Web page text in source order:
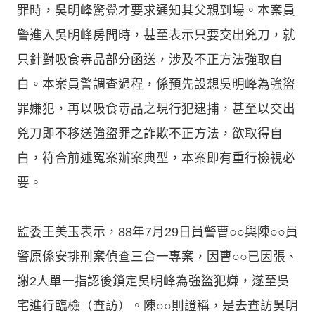
罪時，吳明峰驚覺才要求通知其父親到場。本案員
警進入吳明峰房間時，甚至表示只要交出兇刀，就
只針對吸食毒品部分函送，涉及不正方法強取自
白。本案員警調查過程，係預先設想吳明峰為強盜
罪嫌犯，再以吸食毒品之現行犯逮捕，甚至以交出
兇刀即不移送強盜罪之詐欺不正方法，欲取得自
白，符合前述冤案辦案典型，本案即有重行檢視必
要。
監委王美玉表示，88年7月29日員警曹○○與陳○○員
警原係安排刑案偵查三合一專案，因曹○○已因張、
謝2人單一指認後鎖定吳明峰為強盜犯嫌，遂至吳
宅進行臨檢（查訪）。陳○○則證稱，是去查訪吳明